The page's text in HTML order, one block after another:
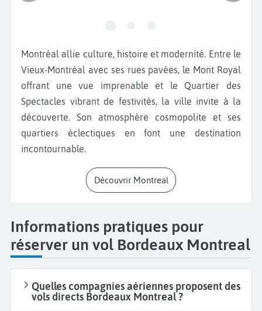
Montréal allie culture, histoire et modernité. Entre le
Vieux-Montréal avec ses rues pavées, le Mont Royal
offrant une vue imprenable et le Quartier des
Spectacles vibrant de festivités, la ville invite à la
découverte. Son atmosphère cosmopolite et ses
quartiers éclectiques en font une destination
incontournable.
Découvrir Montreal
Informations pratiques pour
réserver un vol Bordeaux Montreal
Quelles compagnies aériennes proposent des
vols directs Bordeaux Montreal ?